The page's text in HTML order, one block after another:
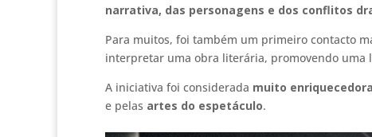
narrativa, das personagens e dos conflitos
Para muitos, foi também um primeiro contacto
interpretar uma obra literária, promovendo uma
A iniciativa foi considerada muito enriquecedora
e pelas artes do espetáculo.